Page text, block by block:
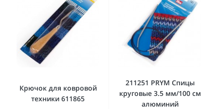
Крючок для ковровой
техники 611865
211251 PRYM Спицы
круговые 3.5 мм/100 см
алюминий